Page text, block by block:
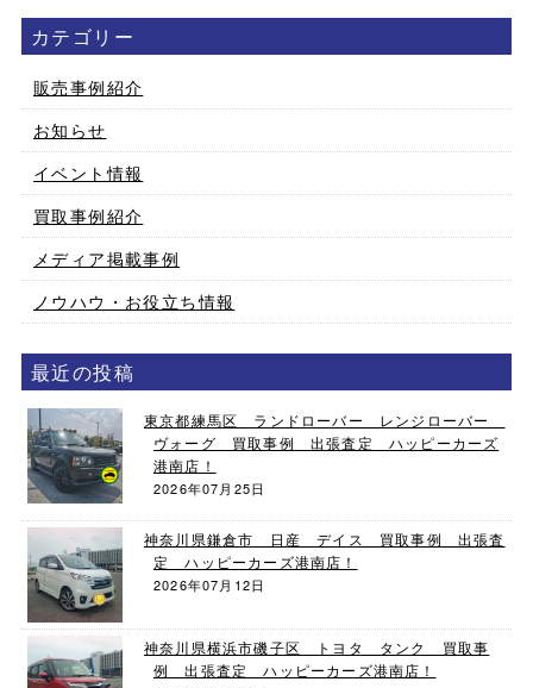
カテゴリー
販売事例紹介
お知らせ
イベント情報
買取事例紹介
メディア掲載事例
ノウハウ・お役立ち情報
最近の投稿
東京都練馬区 ランドローバー レンジローバー
ヴォーグ 買取事例 出張査定 ハッピーカーズ
港南店！
2026年07月25日
神奈川県鎌倉市 日産 デイス 買取事例 出張査
定 ハッピーカーズ港南店！
2026年07月12日
神奈川県横浜市磯子区 トヨタ タンク 買取事
例 出張査定 ハッピーカーズ港南店！